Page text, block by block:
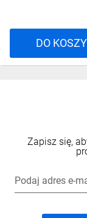
DO
Zapisz się,
Podaj adres e-